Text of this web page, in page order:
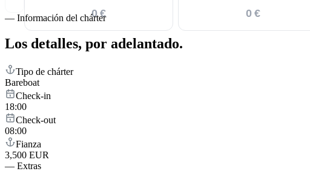
0 € 0 €
— Información del chárter
Los detalles, por adelantado.
Tipo de chárter
Bareboat
Check-in
18:00
Check-out
08:00
Fianza
3,500 EUR
— Extras